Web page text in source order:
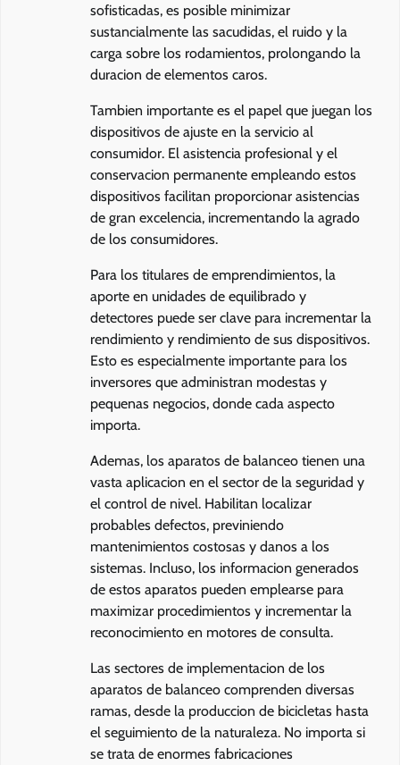
sofisticadas, es posible minimizar
sustancialmente las sacudidas, el ruido y la
carga sobre los rodamientos, prolongando la
duracion de elementos caros.
Tambien importante es el papel que juegan los
dispositivos de ajuste en la servicio al
consumidor. El asistencia profesional y el
conservacion permanente empleando estos
dispositivos facilitan proporcionar asistencias
de gran excelencia, incrementando la agrado
de los consumidores.
Para los titulares de emprendimientos, la
aporte en unidades de equilibrado y
detectores puede ser clave para incrementar la
rendimiento y rendimiento de sus dispositivos.
Esto es especialmente importante para los
inversores que administran modestas y
pequenas negocios, donde cada aspecto
importa.
Ademas, los aparatos de balanceo tienen una
vasta aplicacion en el sector de la seguridad y
el control de nivel. Habilitan localizar
probables defectos, previniendo
mantenimientos costosas y danos a los
sistemas. Incluso, los informacion generados
de estos aparatos pueden emplearse para
maximizar procedimientos y incrementar la
reconocimiento en motores de consulta.
Las sectores de implementacion de los
aparatos de balanceo comprenden diversas
ramas, desde la produccion de bicicletas hasta
el seguimiento de la naturaleza. No importa si
se trata de enormes fabricaciones